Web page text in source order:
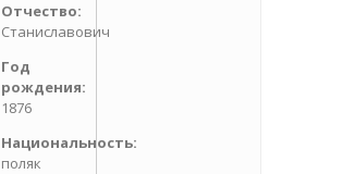
Отчество:
Станиславович
Год
рождения:
1876
Национальность:
поляк